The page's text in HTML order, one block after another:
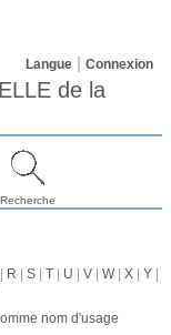
Langue Connexion
de la
Recherche
| R | S | T | U | V | W| X | Y |
nom d'usage